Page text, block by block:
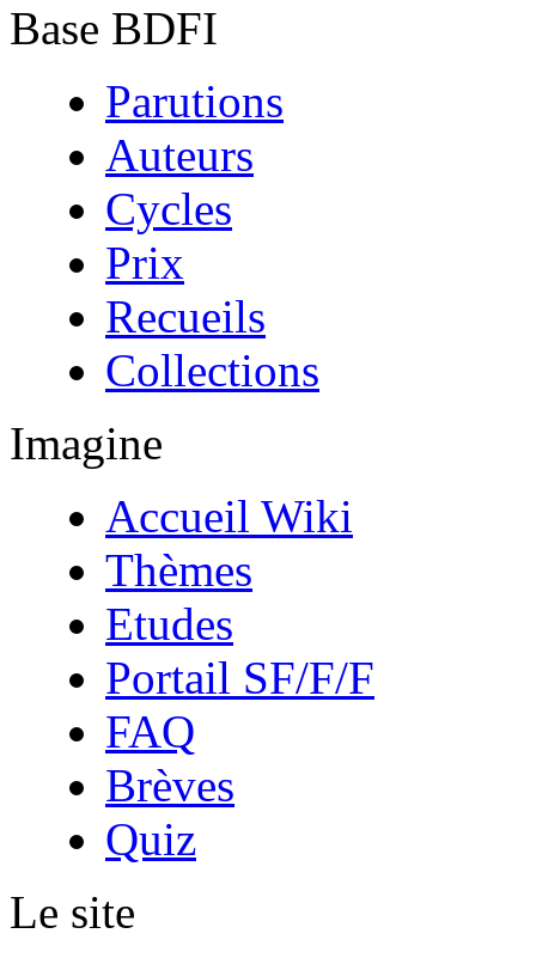
Base BDFI
Parutions
Auteurs
Cycles
Prix
Recueils
Collections
Imagine
Accueil Wiki
Thèmes
Etudes
Portail SF/F/F
FAQ
Brèves
Quiz
Le site